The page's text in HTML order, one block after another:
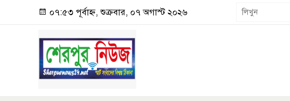
০৭:৫৩ পূর্বাহ্ন, শুক্রবার, ০৭ অগাস্ট ২০২৬